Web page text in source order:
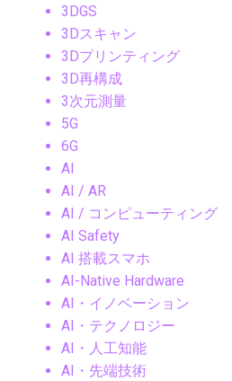
3DGS
3Dスキャン
3Dプリンティング
3D再構成
3次元測量
5G
6G
AI
AI / AR
AI / コンピューティング
AI Safety
AI 搭載スマホ
AI-Native Hardware
AI・イノベーション
AI・テクノロジー
AI・人工知能
AI・先端技術